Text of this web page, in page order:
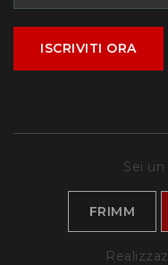
ISCRIVITI ORA
Sei
FRIMM